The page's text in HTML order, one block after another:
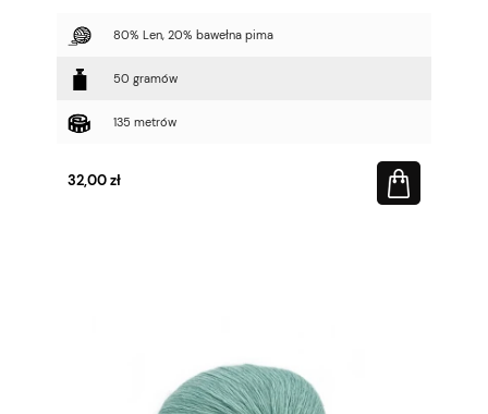
80% Len, 20% bawełna pima
50 gramów
135 metrów
32,00 zł